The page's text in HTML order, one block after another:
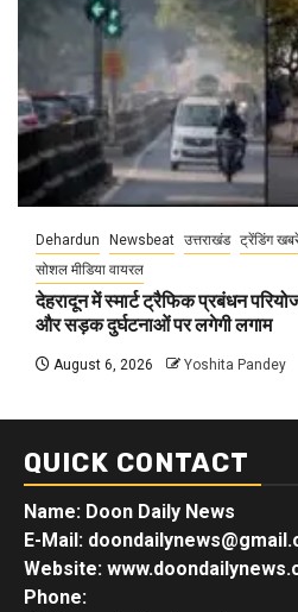
Dehardun Newsbeat उत्तराखंड ट्रेंडिंग
सोशल मीडिया वायरल
देहरादून में स्मार्ट ट्रैफिक प्रबंधन
और सड़क दुर्घटनाओं पर लगेगी लगाम
August 6, 2026 Yoshita Pandey
QUICK CONTACT
Name: Doon Daily News
E-Mail:
Website:
Phone: